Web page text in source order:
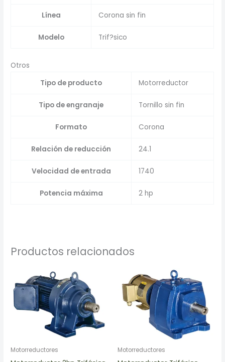
Línea Corona sin fin
Modelo Trif?sico
Otros
Tipo de producto
Motorreductor
Tipo de engranaje Tornillo sin fin
Formato Corona
Relación de reducción 24.1
Velocidad de entrada 1740
Potencia máxima 2 hp
Productos relacionados
Motorreductores Motorreductores